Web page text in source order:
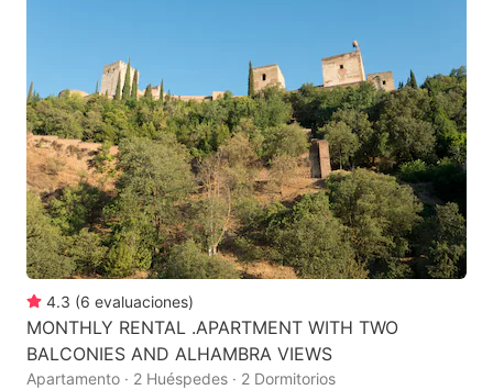
4.3 (6 evaluaciones)
MONTHLY RENTAL .APARTMENT WITH TWO
BALCONIES AND ALHAMBRA VIEWS
Apartamento · 2 Huéspedes · 2 Dormitorios